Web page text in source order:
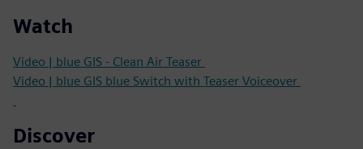
Watch
Video | blue GIS - Clean Air Teaser
Video | blue GIS blue Switch with Teaser Voiceover
Discover